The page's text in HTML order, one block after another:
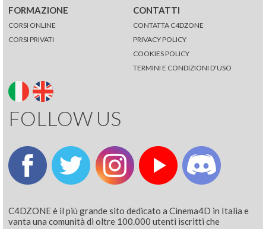
FORMAZIONE
CORSI ONLINE
CORSI PRIVATI
CONTATTI
CONTATTA C4DZONE
PRIVACY POLICY
COOKIES POLICY
TERMINI E CONDIZIONI D'USO
FOLLOW US
C4DZONE è il più grande sito dedicato a Cinema4D in Italia e
vanta una comunità di oltre 100.000 utenti iscritti che